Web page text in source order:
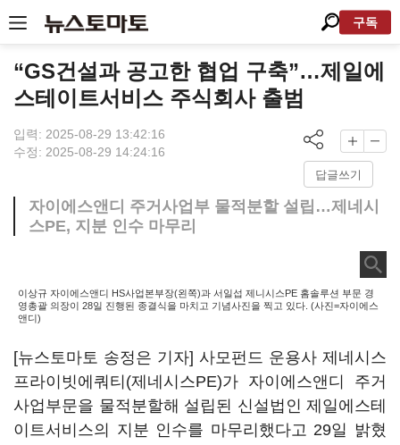
구독
“GS건설과 공고한 협업 구축”…제일에
스테이트서비스 주식회사 출범
입력: 2025-08-29 13:42:16
수정: 2025-08-29 14:24:16
답글쓰기
자이에스앤디 주거사업부 물적분할 설립…제네시
스PE, 지분 인수 마무리
이상규 자이에스앤디 HS사업본부장(왼쪽)과 서일섭 제니시스PE 홈솔루션 부문 경
영총괄 의장이 28일 진행된 종결식을 마치고 기념사진을 찍고 있다. (사진=자이에스
앤디)
[뉴스토마토 송정은 기자] 사모펀드 운용사 제네시스
프라이빗에쿼티(제네시스PE)가 자이에스앤디 주거
사업부문을 물적분할해 설립된 신설법인 제일에스테
이트서비스의 지분 인수를 마무리했다고 29일 밝혔